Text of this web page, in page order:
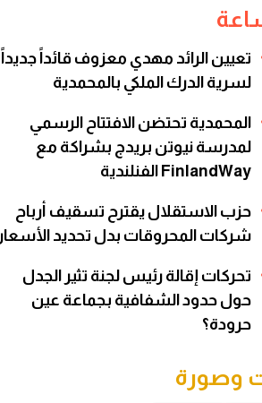
تعيين الرائد مهدي معزوف قائداً جديداً
لسرية الدرك الملكي بالمحمدية
المحمدية تحتضن الافتتاح الرسمي
لمدرسة نيوتن بريدج بشراكة مع
FinlandWay الفنلندية
حزب الاستقلال يقترح تسقيف أرباح
شركات المحروقات بدل تحديد الأسعار
تحركات إقالة رئيس لجنة تثير الجدل
حول حدود الشفافية بجماعة عين
حرودة؟
وصورة